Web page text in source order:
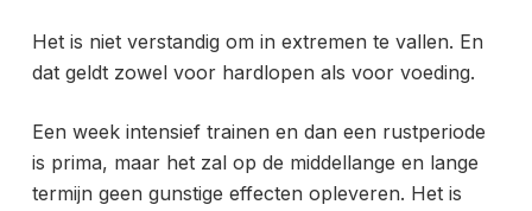
Het is niet verstandig om in extremen te vallen. En
dat geldt zowel voor hardlopen als voor voeding.
Een week intensief trainen en dan een rustperiode
is prima, maar het zal op de middellange en lange
termijn geen gunstige effecten opleveren. Het is